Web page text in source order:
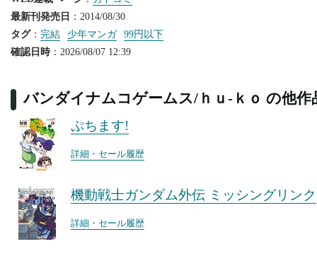
最新刊発売日 ：2014/08/30
タグ： 完結 少年マンガ
99円以下
確認日時：2026/08/07 12:39
バンダイナムコゲームス/ｈｕ‐ｋｏ の他作
ぷちます!
詳細・セール履歴
機動戦士ガンダム外伝 ミッシングリンク
詳細・セール履歴